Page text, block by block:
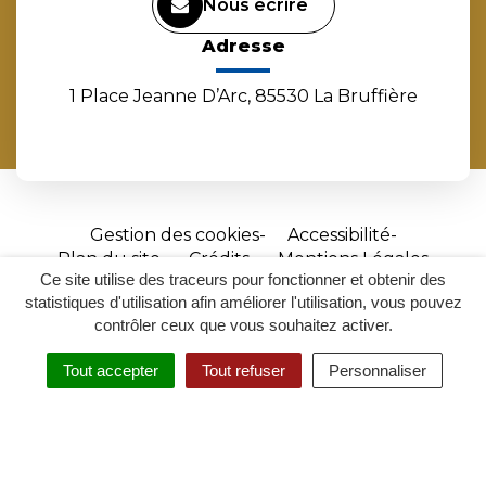
Ce site utilise des traceurs pour fonctionner et obtenir des
statistiques d'utilisation afin améliorer l'utilisation, vous pouvez
contrôler ceux que vous souhaitez activer.
Tout accepter Tout refuser Personnaliser
RECHERCHER
ACCESSIBILITÉ
Nous écrire
Adresse
1 Place Jeanne D’Arc, 85530 La Bruffière
Gestion des cookies
Accessibilité
Plan du site
Crédits
Mentions Légales
Site
réalisé
par
Inovagora